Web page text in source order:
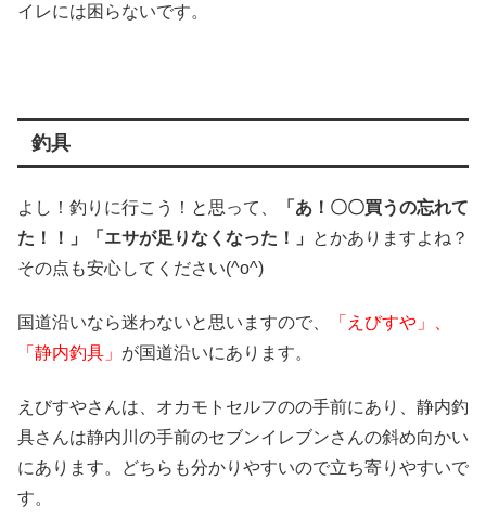
イレには困らないです。
釣具
よし！釣りに行こう！と思って、
「あ！〇〇買うの忘れて
た！！」「エサが足りなくなった！」
とかありますよね？
その点も安心してください(^o^)
国道沿いなら迷わないと思いますので、
「えびすや」、
「静内釣具」 が国道沿いにあります。
えびすやさんは、オカモトセルフのの手前にあり、静内釣
具さんは静内川の手前のセブンイレブンさんの斜め向かい
にあります。どちらも分かりやすいので立ち寄りやすいで
す。